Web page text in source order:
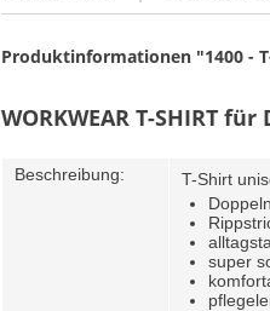
Produktinformationen "1400 -
WORKWEAR T-SHIRT
Beschreibung:
T-Shirt
super